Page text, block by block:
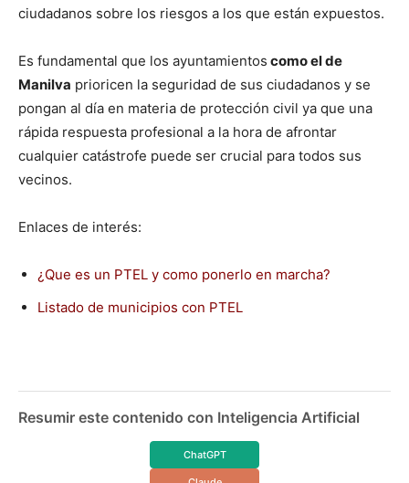
ciudadanos sobre los riesgos a los que están expuestos.
Es fundamental que los ayuntamientos como el de
Manilva prioricen la seguridad de sus ciudadanos y se
pongan al día en materia de protección civil ya que una
rápida respuesta profesional a la hora de afrontar
cualquier catástrofe puede ser crucial para todos sus
vecinos.
Enlaces de interés:
¿Que es un PTEL y como ponerlo en marcha?
Listado de municipios con PTEL
Resumir este contenido con Inteligencia Artificial
ChatGPT